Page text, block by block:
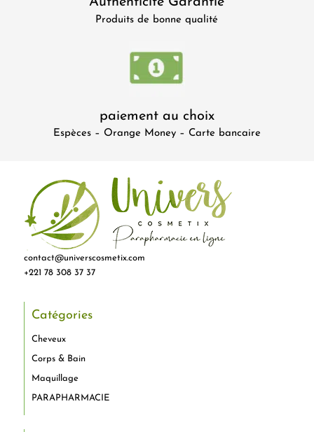
Produits de bonne qualité
paiement au choix
Espèces – Orange Money – Carte bancaire
contact@universcosmetix.com
+221 78 308 37 37
Catégories
Cheveux
Corps & Bain
Maquillage
PARAPHARMACIE